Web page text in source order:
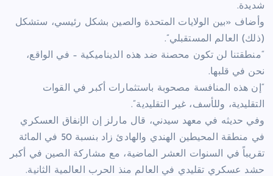
شديدة.
وأضاف «بين الولايات المتحدة والصين بشكل رئيسي، ستشكل
(ذلك) العالم المستقبلي”.
“منطقتنا لن تكون محصنة ضد هذه الديناميكية – في الواقع،
نحن في قلبها.
“إن هذه المنافسة مصحوبة باستثمارات أكبر في القوات
التقليدية، وللأسف، غير التقليدية”.
وفي حديثه في معهد سيدني، قال مارلز إن الإنفاق العسكري
في منطقة المحيطين الهندي والهادئ زاد بنسبة 50 في المائة
تقريباً في السنوات العشر الماضية، مع مشاركة الصين في أكبر
حشد عسكري تقليدي في العالم منذ الحرب العالمية الثانية.